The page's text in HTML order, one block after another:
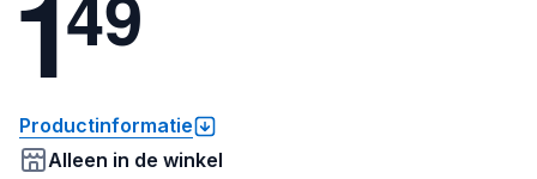
Productinformatie
Alleen in de winkel